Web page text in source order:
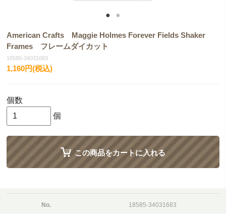
American Crafts Maggie Holmes Forever Fields Shaker
Frames フレームダイカット
18585-34031683
1,160円(税込)
個数
個
この商品をカートに入れる
No. 18585-34031683